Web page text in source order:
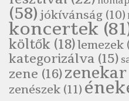
Pákolitz István:
Szélkiáltó
Pákolitz István:
Szélkiáltó
Páskándi Géza:
Szélkiáltó
(58)jókívánság (10)
koncertek
költők (18)lemezek
kategorizálva (15)
zene (16)zenekar
zenészek (11)